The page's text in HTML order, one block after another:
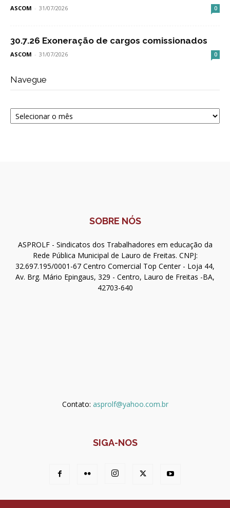
ASCOM - 31/07/2026 0
30.7.26 Exoneração de cargos comissionados
ASCOM - 31/07/2026 0
Navegue
Navegue
SOBRE NÓS
ASPROLF - Sindicatos dos Trabalhadores em educação da
Rede Pública Municipal de Lauro de Freitas. CNPJ:
32.697.195/0001-67 Centro Comercial Top Center - Loja 44,
Av. Brg. Mário Epingaus, 329 - Centro, Lauro de Freitas -BA,
42703-640
Contato: asprolf@yahoo.com.br
SIGA-NOS